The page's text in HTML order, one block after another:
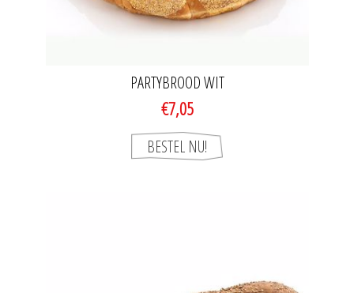
PARTYBROOD WIT
€7,05